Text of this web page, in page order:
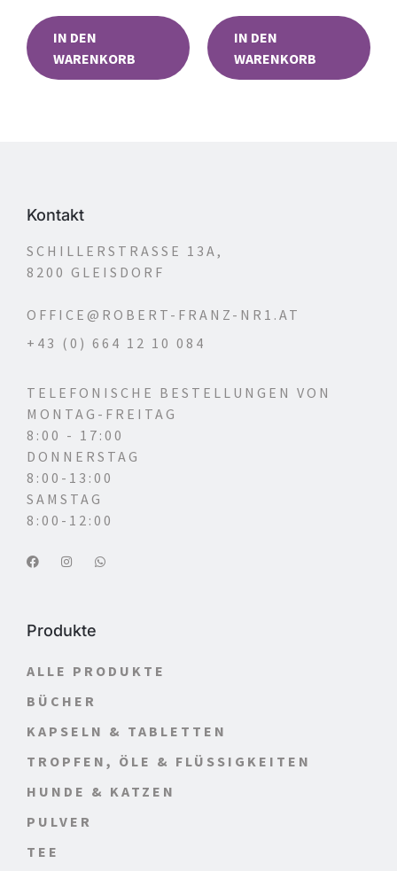
IN DEN
WARENKORB
IN DEN
WARENKORB
Kontakt
SCHILLERSTRASSE 13A,
8200 GLEISDORF
OFFICE@ROBERT-FRANZ-NR1.AT
+43 (0) 664 12 10 084
TELEFONISCHE BESTELLUNGEN VON
MONTAG-FREITAG
8:00 - 17:00
DONNERSTAG
8:00-13:00
SAMSTAG
8:00-12:00
Produkte
ALLE PRODUKTE
BÜCHER
KAPSELN & TABLETTEN
TROPFEN, ÖLE & FLÜSSIGKEITEN
HUNDE & KATZEN
PULVER
TEE